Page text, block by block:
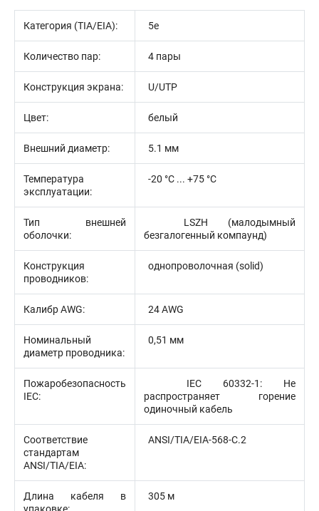
Категория (TIA/EIA): 5e
Количество пар: 4 пары
Конструкция экрана: U/UTP
Цвет: белый
Внешний диаметр: 5.1 мм
Температура
эксплуатации:
-20 °C ... +75 °C
Тип внешней
оболочки:
LSZH (малодымный
безгалогенный компаунд)
Конструкция
проводников:
однопроволочная (solid)
Калибр AWG: 24 AWG
Номинальный
диаметр проводника:
0,51 мм
Пожаробезопасность
IEC:
IEC 60332-1: Не
распространяет горение
одиночный кабель
Соответствие
стандартам
ANSI/TIA/EIA:
ANSI/TIA/EIA-568-С.2
Длина кабеля в
305 м